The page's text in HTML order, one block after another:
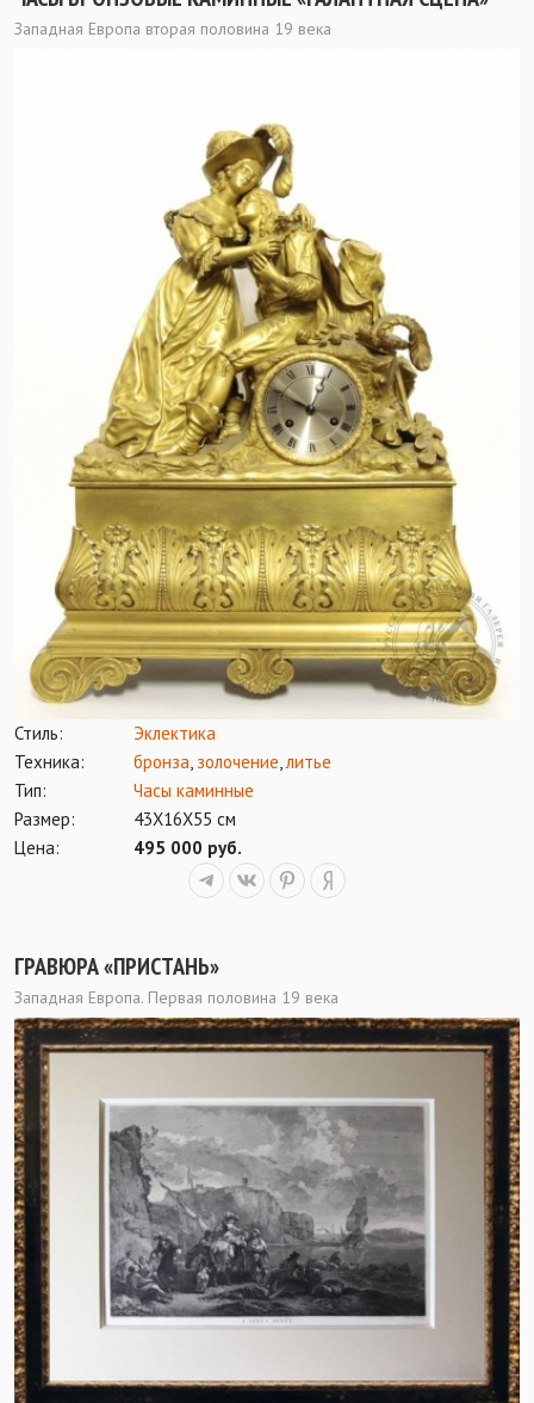
Западная Европа вторая половина 19 века
Стиль:
Эклектика
Техника:
бронза, золочение,литье
Тип:
Часы каминные
Размер:
43Х16Х55 см
Цена:
495 000 руб.
ГРАВЮРА «ПРИСТАНЬ»
Западная Европа. Первая половина 19 века